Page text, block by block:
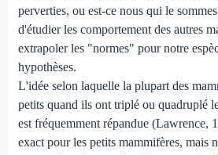
perverties, ou est-ce nous qui le
d'étudier les comportement des autres
extrapoler les "normes" pour notre
hypothèses.
L'idée selon laquelle la plupart des
petits quand ils ont triplé ou quadruplé
est fréquemment répandue (Lawrence,
exact pour les petits mammifères, mais